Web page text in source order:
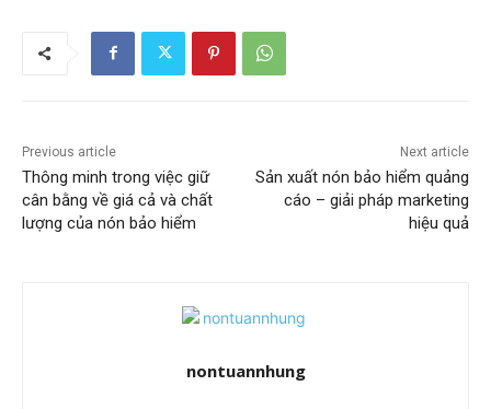
Previous article
Thông minh trong việc giữ
cân bằng về giá cả và chất
lượng của nón bảo hiểm
Next article
Sản xuất nón bảo hiểm quảng
cáo – giải pháp marketing
hiệu quả
nontuannhung